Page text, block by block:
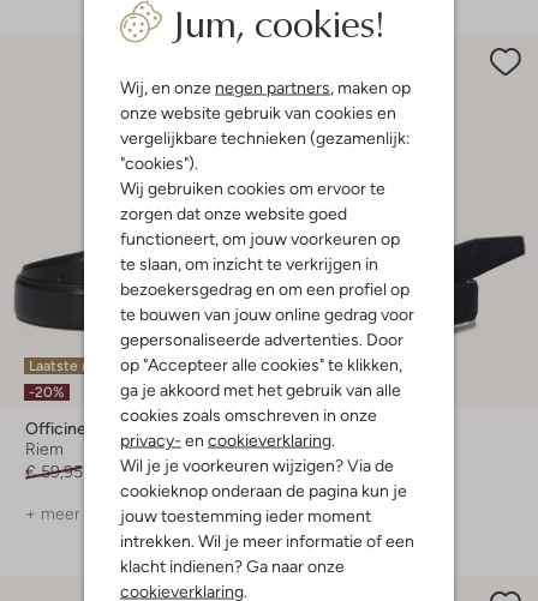
Jum, cookies!
Wij, en onze negen partners , maken op
onze website gebruik van cookies en
vergelijkbare technieken (gezamenlijk:
"cookies").
Wij gebruiken cookies om ervoor te
zorgen dat onze website goed
functioneert, om jouw voorkeuren op
te slaan, om inzicht te verkrijgen in
bezoekersgedrag en om een profiel op
te bouwen van jouw online gedrag voor
gepersonaliseerde advertenties. Door
op "Accepteer alle cookies" te klikken,
ga je akkoord met het gebruik van alle
cookies zoals omschreven in onze
privacy- en cookieverklaring
Wil je je voorkeuren wijzigen? Via de
cookieknop onderaan de pagina kun je
jouw toestemming ieder moment
intrekken. Wil je meer informatie of een
klacht indienen? Ga naar onze
cookieverklaring
Laatste maten
-20%
Officine Napoli
Riem
€ 59,95
€ 47,99
+ meer kleuren
Laatste maten
-20%
Officine Napoli
Riem
€ 49,95 € 39,99
+ meer kleuren